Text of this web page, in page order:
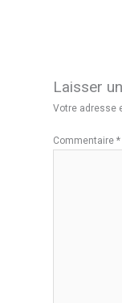
Laisser
Votre adresse
Commentaire*